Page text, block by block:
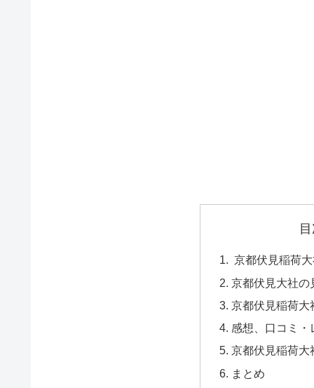
京都伏見稲荷
京都伏見大社の
京都伏見稲荷大
感想、口コミ・
京都伏見稲荷大
まとめ